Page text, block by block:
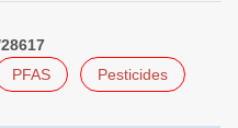
PFAS Pesticides